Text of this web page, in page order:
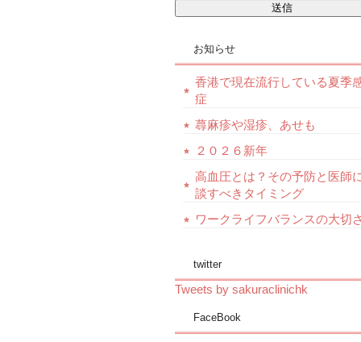
お知らせ
香港で現在流行している夏季
症
蕁麻疹や湿疹、あせも
２０２６新年
高血圧とは？その予防と医師
談すべきタイミング
ワークライフバランスの大切さ
twitter
Tweets by sakuraclinichk
FaceBook